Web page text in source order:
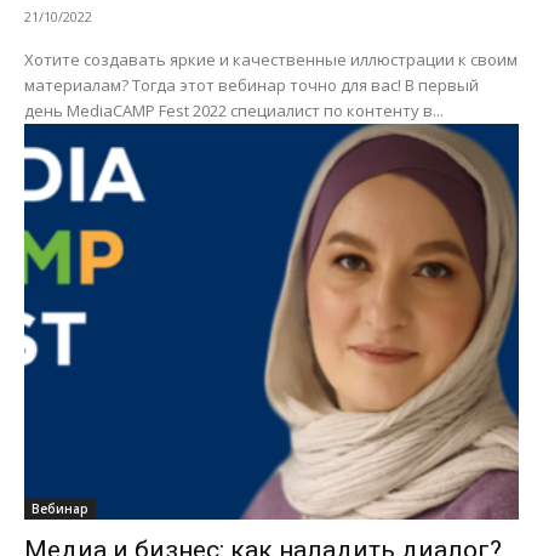
21/10/2022
Хотите создавать яркие и качественные иллюстрации к своим
материалам? Тогда этот вебинар точно для вас! В первый
день MediaCAMP Fest 2022 специалист по контенту в...
Вебинар
Медиа и бизнес: как наладить диалог?